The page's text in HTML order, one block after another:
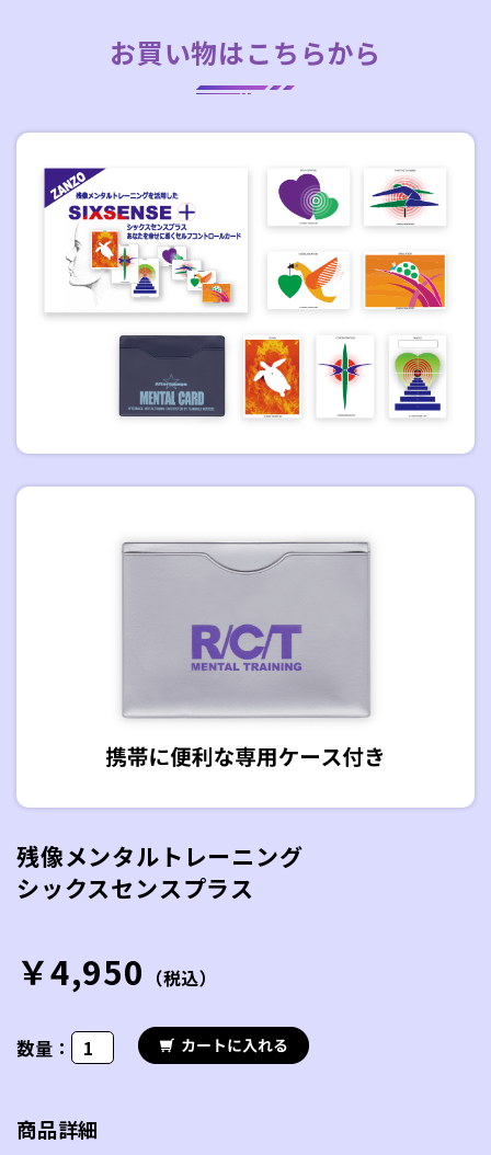
お買い物はこちらから
残像メンタルトレーニング
シックスセンスプラス
￥4,950 （税込）
数量：
商品詳細